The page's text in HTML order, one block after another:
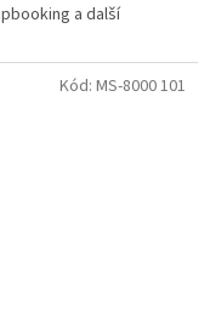
a další
Kód: MS-8000 101